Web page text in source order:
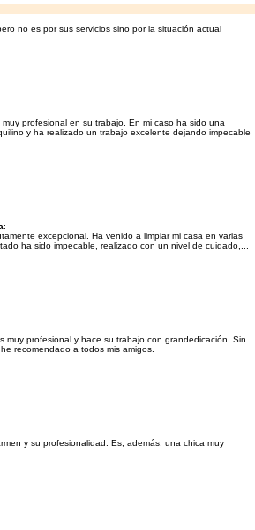
no es por sus servicios sino por la situación actual
profesional en su trabajo. En mi caso ha sido una
y ha realizado un trabajo excelente dejando impecable
:
excepcional. Ha venido a limpiar mi casa en varias
ha sido impecable, realizado con un nivel de cuidado,...
muy profesional y hace su trabajo con grandedicación. Sin
recomendado a todos mis amigos.
y su profesionalidad. Es, además, una chica muy